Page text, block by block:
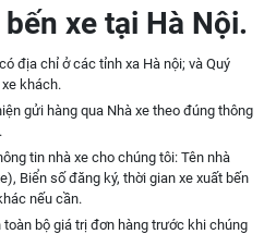
xe tại Hà Nội.
địa chỉ ở các tỉnh xa Hà nội; và Quý
khách.
gửi hàng qua Nhà xe theo đúng thông
tin nhà xe cho chúng tôi: Tên nhà
Biển số đăng ký, thời gian xe xuất bến
nếu cần.
bộ giá trị đơn hàng trước khi chúng